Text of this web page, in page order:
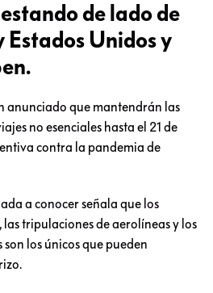
de lado de
Estados Unidos y
anunciado que mantendrán las
no esenciales hasta el 21 de
contra la pandemia de
a conocer señala que los
tripulaciones de aerolíneas y los
los únicos que pueden